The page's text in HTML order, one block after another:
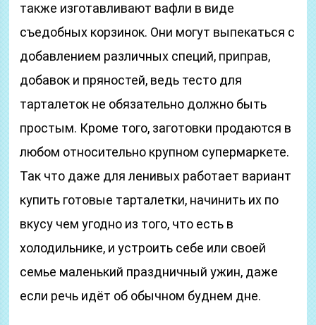
также изготавливают вафли в виде
съедобных корзинок. Они могут выпекаться с
добавлением различных специй, приправ,
добавок и пряностей, ведь тесто для
тарталеток не обязательно должно быть
простым. Кроме того, заготовки продаются в
любом относительно крупном супермаркете.
Так что даже для ленивых работает вариант
купить готовые тарталетки, начинить их по
вкусу чем угодно из того, что есть в
холодильнике, и устроить себе или своей
семье маленький праздничный ужин, даже
если речь идёт об обычном буднем дне.